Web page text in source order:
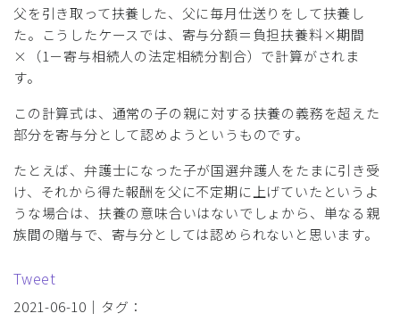
父を引き取って扶養した、父に毎月仕送りをして扶養し
た。こうしたケースでは、寄与分額＝負担扶養料×期間
×（1－寄与相続人の法定相続分割合）で計算がされま
す。
この計算式は、通常の子の親に対する扶養の義務を超えた
部分を寄与分として認めようというものです。
たとえば、弁護士になった子が国選弁護人をたまに引き受
け、それから得た報酬を父に不定期に上げていたというよ
うな場合は、扶養の意味合いはないでしょから、単なる親
族間の贈与で、寄与分としては認められないと思います。
Tweet
2021-06-10｜タグ：